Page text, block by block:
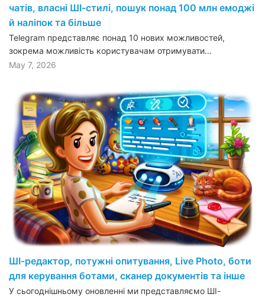
чатів, власні ШІ-стилі, пошук понад 100 млн емоджі
й наліпок та більше
Telegram представляє понад 10 нових можливостей,
зокрема можливість користувачам отримувати…
May 7, 2026
ШІ-редактор, потужні опитування, Live Photo, боти
для керування ботами, сканер документів та інше
У сьогоднішньому оновленні ми представляємо ШІ-